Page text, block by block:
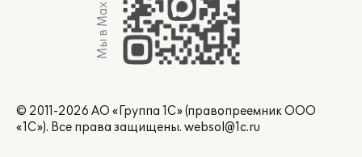
Мы в Max
© 2011-2026 АО «Группа 1С» (правопреемник ООО
«1С»). Все права защищены. websol@1c.ru